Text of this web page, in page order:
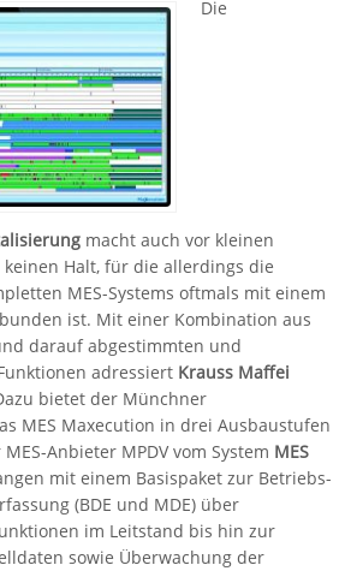
Die
macht auch vor kleinen
keinen Halt, für die allerdings die
MES-Systems oftmals mit einem
ist. Mit einer Kombination aus
darauf abgestimmten und
adressiert Krauss Maffei
bietet der Münchner
MES Maxecution in drei Ausbaustufen
Anbieter MPDV vom System MES
mit einem Basispaket zur Betriebs-
(BDE und MDE) über
im Leitstand bis hin zur
sowie Überwachung der